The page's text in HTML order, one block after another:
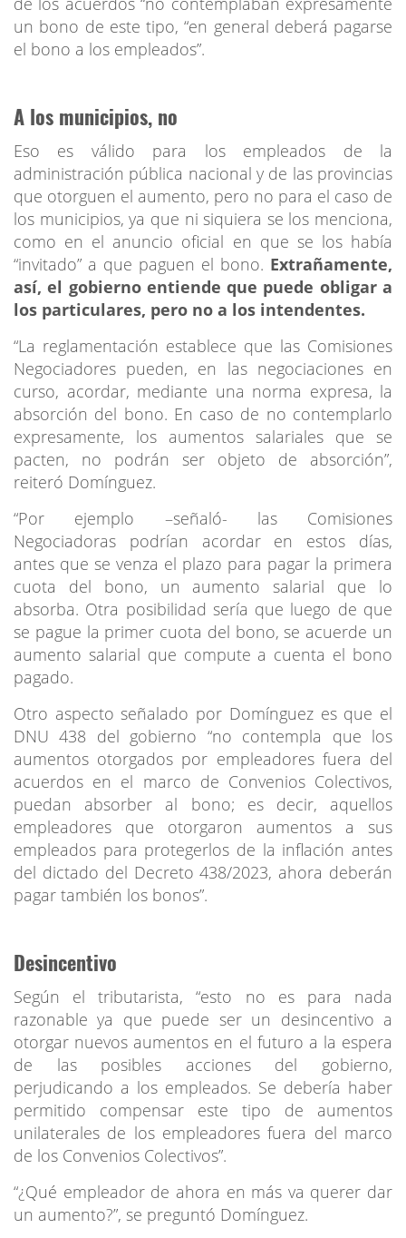
un bono de este tipo, “en general deberá pagarse
el bono a los empleados”.
A los municipios, no
Eso es válido para los empleados de la
administración pública nacional y de las provincias
que otorguen el aumento, pero no para el caso de
los municipios, ya que ni siquiera se los menciona,
como en el anuncio oficial en que se los había
“invitado” a que paguen el bono. Extrañamente,
así, el gobierno entiende que puede obligar a
los particulares, pero no a los intendentes.
“La reglamentación establece que las Comisiones
Negociadores pueden, en las negociaciones en
curso, acordar, mediante una norma expresa, la
absorción del bono. En caso de no contemplarlo
expresamente, los aumentos salariales que se
pacten, no podrán ser objeto de absorción”,
reiteró Domínguez.
“Por ejemplo –señaló- las Comisiones
Negociadoras podrían acordar en estos días,
antes que se venza el plazo para pagar la primera
cuota del bono, un aumento salarial que lo
absorba. Otra posibilidad sería que luego de que
se pague la primer cuota del bono, se acuerde un
aumento salarial que compute a cuenta el bono
pagado.
Otro aspecto señalado por Domínguez es que el
DNU 438 del gobierno “no contempla que los
aumentos otorgados por empleadores fuera del
acuerdos en el marco de Convenios Colectivos,
puedan absorber al bono; es decir, aquellos
empleadores que otorgaron aumentos a sus
empleados para protegerlos de la inflación antes
del dictado del Decreto 438/2023, ahora deberán
pagar también los bonos”.
Desincentivo
Según el tributarista, “esto no es para nada
razonable ya que puede ser un desincentivo a
otorgar nuevos aumentos en el futuro a la espera
de las posibles acciones del gobierno,
perjudicando a los empleados. Se debería haber
permitido compensar este tipo de aumentos
unilaterales de los empleadores fuera del marco
de los Convenios Colectivos”.
“¿Qué empleador de ahora en más va querer dar
un aumento?”, se preguntó Domínguez.